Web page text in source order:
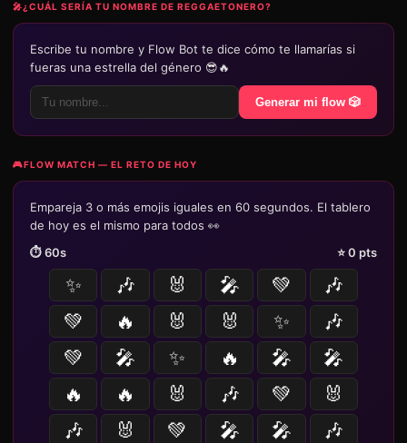
🎤¿CUÁL SERÍA TU NOMBRE DE REGGAETONERO?
Escribe tu nombre y Flow Bot te dice cómo te llamarías si
fueras una estrella del género 😎🔥
Generar mi flow 🎲
🎮FLOW MATCH — EL RETO DE HOY
Empareja 3 o más emojis iguales en 60 segundos. El tablero
de hoy es el mismo para todos 👀
⏱️60s ⭐0 pts
✨ 🎶 🐰 🎤 💚
🎶
💚
🔥 🐰 🐰 ✨
🎶
💚
🎤 ✨ 🔥 🎤
🎤
🔥
🔥 🐰 🎶 💚
🐰
🎶
🐰 💚 🎤 🎤
🎶